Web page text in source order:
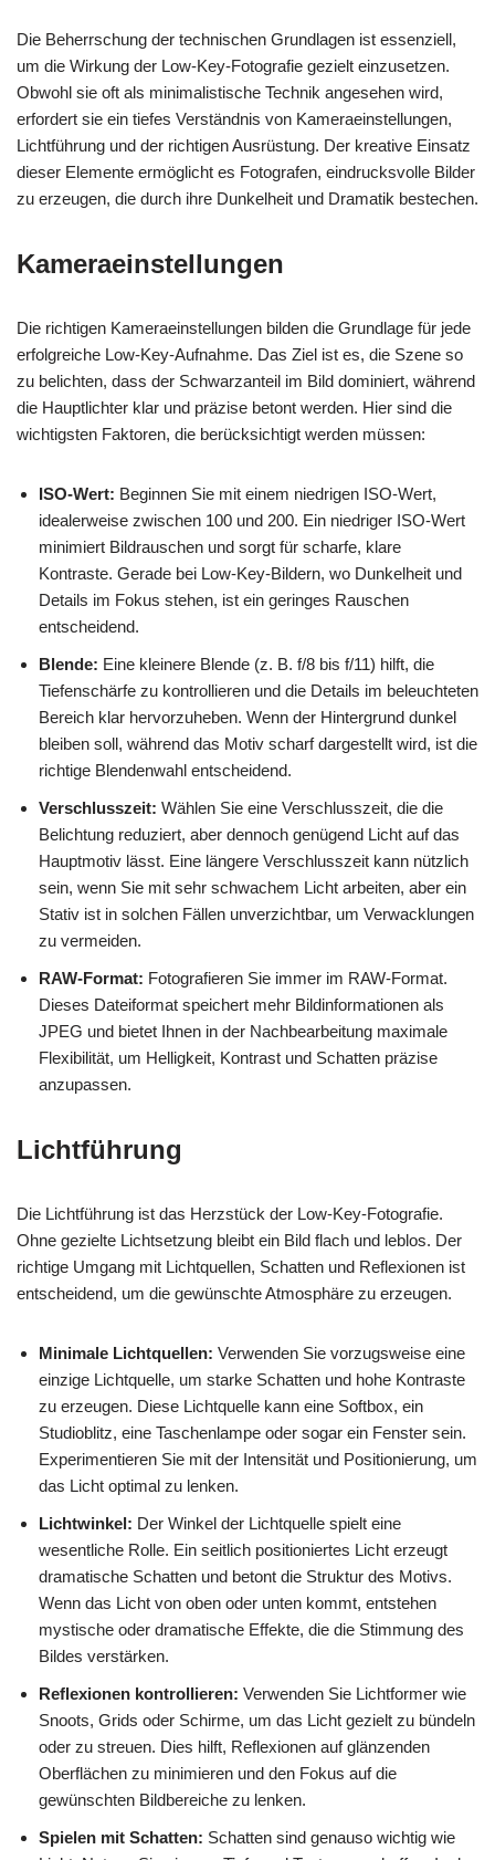
Die Beherrschung der technischen Grundlagen ist essenziell,
um die Wirkung der Low-Key-Fotografie gezielt einzusetzen.
Obwohl sie oft als minimalistische Technik angesehen wird,
erfordert sie ein tiefes Verständnis von Kameraeinstellungen,
Lichtführung und der richtigen Ausrüstung. Der kreative Einsatz
dieser Elemente ermöglicht es Fotografen, eindrucksvolle Bilder
zu erzeugen, die durch ihre Dunkelheit und Dramatik bestechen.
Kameraeinstellungen
Die richtigen Kameraeinstellungen bilden die Grundlage für jede
erfolgreiche Low-Key-Aufnahme. Das Ziel ist es, die Szene so
zu belichten, dass der Schwarzanteil im Bild dominiert, während
die Hauptlichter klar und präzise betont werden. Hier sind die
wichtigsten Faktoren, die berücksichtigt werden müssen:
ISO-Wert: Beginnen Sie mit einem niedrigen ISO-Wert,
idealerweise zwischen 100 und 200. Ein niedriger ISO-Wert
minimiert Bildrauschen und sorgt für scharfe, klare
Kontraste. Gerade bei Low-Key-Bildern, wo Dunkelheit und
Details im Fokus stehen, ist ein geringes Rauschen
entscheidend.
Blende: Eine kleinere Blende (z. B. f/8 bis f/11) hilft, die
Tiefenschärfe zu kontrollieren und die Details im beleuchteten
Bereich klar hervorzuheben. Wenn der Hintergrund dunkel
bleiben soll, während das Motiv scharf dargestellt wird, ist die
richtige Blendenwahl entscheidend.
Verschlusszeit: Wählen Sie eine Verschlusszeit, die die
Belichtung reduziert, aber dennoch genügend Licht auf das
Hauptmotiv lässt. Eine längere Verschlusszeit kann nützlich
sein, wenn Sie mit sehr schwachem Licht arbeiten, aber ein
Stativ ist in solchen Fällen unverzichtbar, um Verwacklungen
zu vermeiden.
RAW-Format: Fotografieren Sie immer im RAW-Format.
Dieses Dateiformat speichert mehr Bildinformationen als
JPEG und bietet Ihnen in der Nachbearbeitung maximale
Flexibilität, um Helligkeit, Kontrast und Schatten präzise
anzupassen.
Lichtführung
Die Lichtführung ist das Herzstück der Low-Key-Fotografie.
Ohne gezielte Lichtsetzung bleibt ein Bild flach und leblos. Der
richtige Umgang mit Lichtquellen, Schatten und Reflexionen ist
entscheidend, um die gewünschte Atmosphäre zu erzeugen.
Minimale Lichtquellen: Verwenden Sie vorzugsweise eine
einzige Lichtquelle, um starke Schatten und hohe Kontraste
zu erzeugen. Diese Lichtquelle kann eine Softbox, ein
Studioblitz, eine Taschenlampe oder sogar ein Fenster sein.
Experimentieren Sie mit der Intensität und Positionierung, um
das Licht optimal zu lenken.
Lichtwinkel: Der Winkel der Lichtquelle spielt eine
wesentliche Rolle. Ein seitlich positioniertes Licht erzeugt
dramatische Schatten und betont die Struktur des Motivs.
Wenn das Licht von oben oder unten kommt, entstehen
mystische oder dramatische Effekte, die die Stimmung des
Bildes verstärken.
Reflexionen kontrollieren: Verwenden Sie Lichtformer wie
Snoots, Grids oder Schirme, um das Licht gezielt zu bündeln
oder zu streuen. Dies hilft, Reflexionen auf glänzenden
Oberflächen zu minimieren und den Fokus auf die
gewünschten Bildbereiche zu lenken.
Spielen mit Schatten: Schatten sind genauso wichtig wie